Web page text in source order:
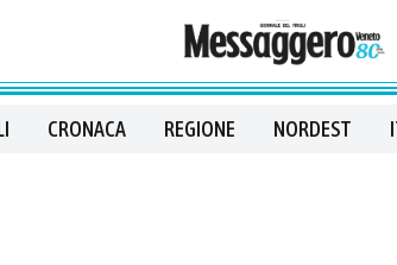
CRONACA REGIONE NORDEST